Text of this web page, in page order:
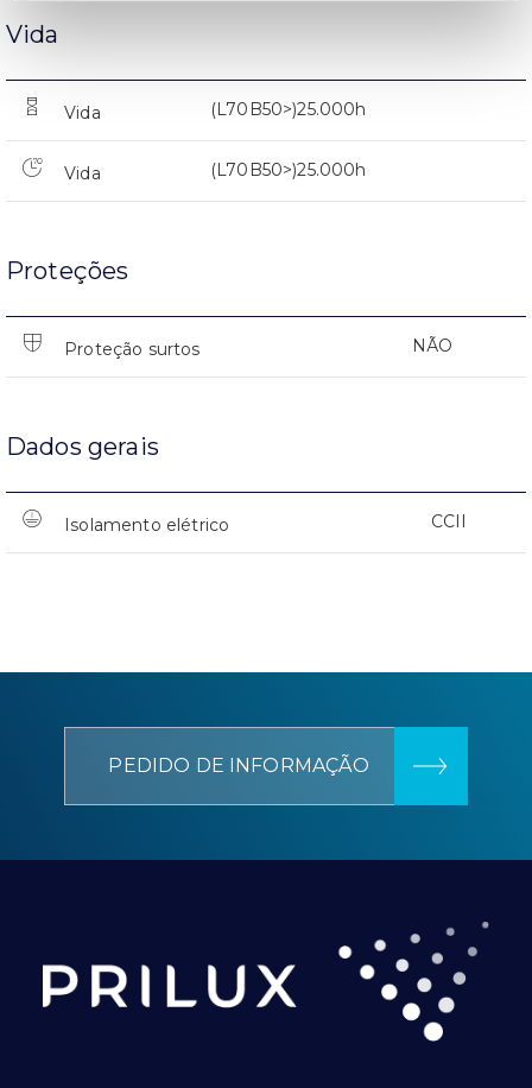
Vida
Vida (L70B50>)25.000h
Vida (L70B50>)25.000h
Proteções
Proteção surtos NÃO
Dados gerais
Isolamento elétrico CCII
PEDIDO DE INFORMAÇÃO